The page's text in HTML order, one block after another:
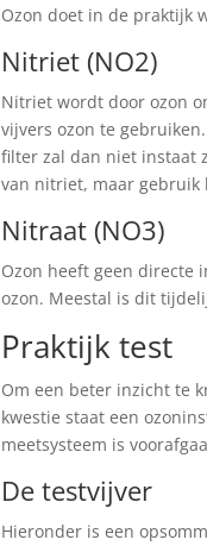
Ozon doet in de praktijk
Nitriet (NO2)
Nitriet wordt door ozon
vijvers ozon te
filter zal dan niet instaat
van nitriet, maar gebruik
Nitraat (NO3)
Ozon heeft geen directe
ozon. Meestal is dit
Praktijk test
Om een beter inzicht te
kwestie staat een
meetsysteem is
De testvijver
Hieronder is een